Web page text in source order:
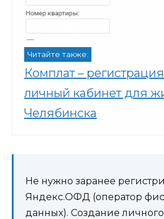
Читайте также:
Комплат –
личный кабинет для
Челябинска
Не нужно заранее
Яндекс.ОФД (оператор
данных). Создание